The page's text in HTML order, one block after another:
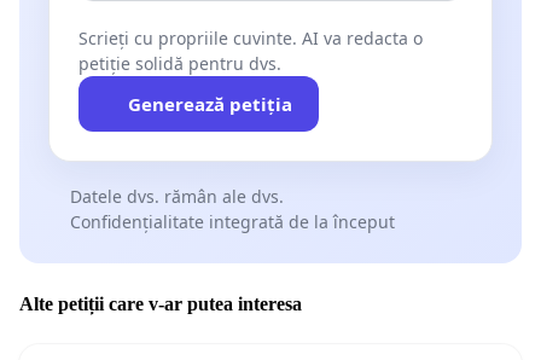
Scrieți cu propriile cuvinte. AI va redacta o
petiție solidă pentru dvs.
Generează petiția
Datele dvs. rămân ale dvs.
Confidențialitate integrată de la început
Alte petiții care v-ar putea interesa